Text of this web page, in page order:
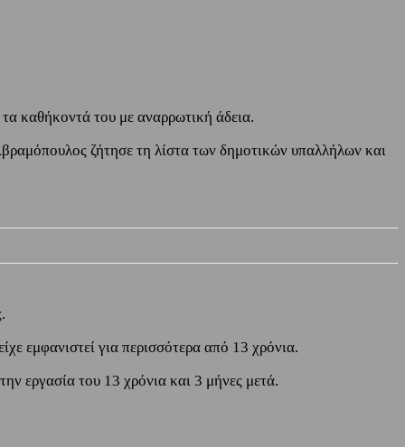
καθήκοντά του με αναρρωτική άδεια.
ζήτησε τη λίστα των δημοτικών υπαλλήλων και
εμφανιστεί για περισσότερα από 13 χρόνια.
εργασία του 13 χρόνια και 3 μήνες μετά.